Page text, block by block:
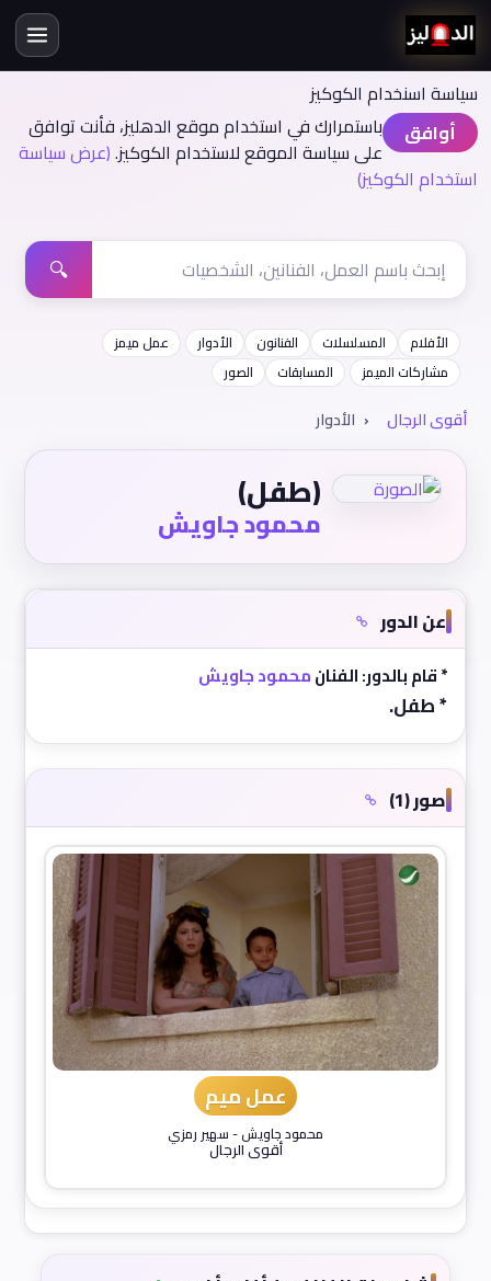
سياسة اسنخدام الكوكيز
أوافق
باستمرارك في استخدام موقع الدهليز، فأنت توافق
على سياسة الموقع لاستخدام الكوكيز.(عرض سياسة
استخدام الكوكيز)
🔍
الأفلام المسلسلات الفنانون الأدوار
عمل ميمز
مشاركات الميمز
المسابقات الصور
أقوى الرجال الأدوار
(طفل)
محمود جاويش
عن الدور
* قام بالدور: الفنانمحمود جاويش
* طفل.
صور (1)
عمل ميم
محمود جاويش-سهير رمزي
أقوى الرجال